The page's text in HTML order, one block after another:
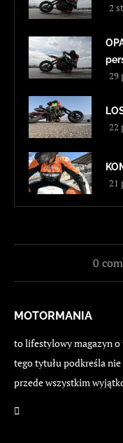
2
29
22
21
0
MOTORMANIA
to lifestylowy magazyn
tego tytułu podkreśla
przede wszystkim